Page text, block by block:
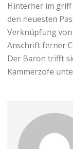
Hinterher im griff
den neuesten
Verknüpfung
Anschrift ferner
Der Baron trifft
Kammerzofe